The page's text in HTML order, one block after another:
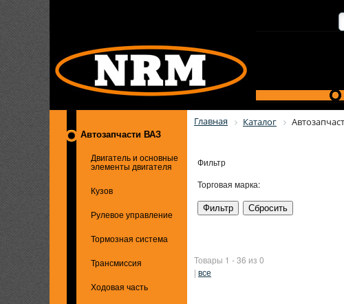
Автозапчасти ВАЗ
Двигатель и основные
элементы двигателя
Кузов
Рулевое управление
Тормозная система
Трансмиссия
Ходовая часть
Главная Каталог
Фильтр
Торговая марка:
Товары 1 - 36 из 0
| все